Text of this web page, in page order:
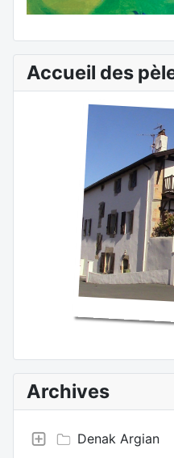
Accueil des
Archives
Denak Argian